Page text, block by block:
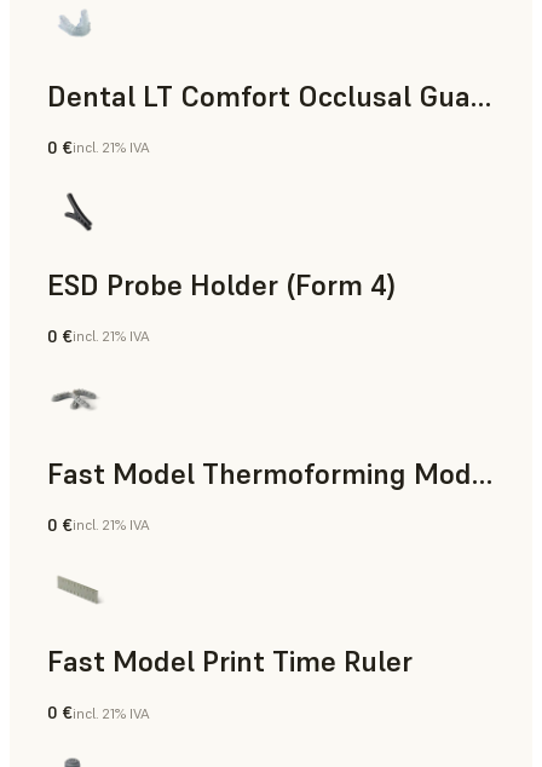
Dental LT Comfort Occlusal Guard (Form 4)
Odontología
0 €incl. 21% IVA
ESD Probe Holder (Form 4)
Ingeniería
0 €incl. 21% IVA
Fast Model Thermoforming Model
Odontología
0 €incl. 21% IVA
Fast Model Print Time Ruler
Estándar
0 €incl. 21% IVA